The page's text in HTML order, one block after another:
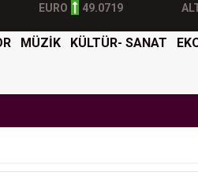
EURO 49.0719
MÜZİK KÜLTÜR- SANAT
Ekici'ye gel çağrısı BTK